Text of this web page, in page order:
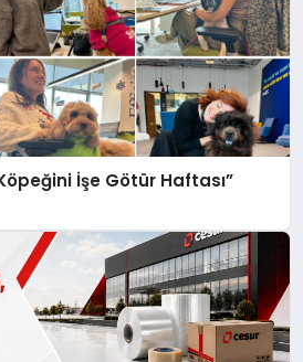
İşe Götür Haftası”